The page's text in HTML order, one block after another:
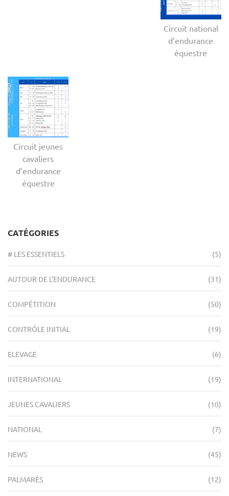
Circuit national
d’endurance
équestre
Circuit jeunes
cavaliers
d’endurance
équestre
CATÉGORIES
# LES ESSENTIELS (5)
AUTOUR DE L'ENDURANCE (31)
COMPÉTITION (50)
CONTRÔLE INITIAL (19)
ELEVAGE (6)
INTERNATIONAL (19)
JEUNES CAVALIERS (10)
NATIONAL (7)
NEWS (45)
PALMARÈS (12)